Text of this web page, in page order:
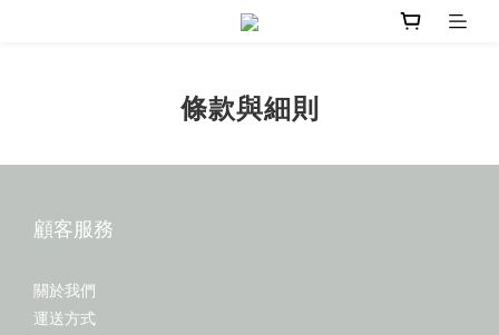
條款與細則
顧客服務
關於我們
運送方式